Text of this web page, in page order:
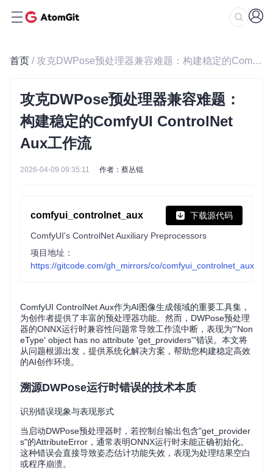
首页 / 攻克DWPose预处理器兼容难题：构建稳定的ComfyUI ControlNet Aux工作流
攻克DWPose预处理器兼容难题：
构建稳定的ComfyUI ControlNet
Aux工作流
2026-04-09 09:35:11 作者：蔡丛锟
comfyui_controlnet_aux 下载源代码
ComfyUI's ControlNet Auxiliary Preprocessors
项目地址：
https://gitcode.com/gh_mirrors/co/comfyui_controlnet_aux
ComfyUI ControlNet Aux作为AI图像生成领域的重要工具集，
为创作者提供了丰富的预处理器功能。然而，DWPose预处理
器的ONNX运行时兼容性问题常导致工作流中断，表现为"'Non
eType' object has no attribute 'get_providers'"错误。本文将
从问题根源出发，提供系统化解决方案，帮助您构建稳定高效
的AI创作环境。
溯源DWPose运行时错误的技术本质
识别错误现象与表现形式
当启动DWPose预处理器时，若控制台输出包含"get_provider
s"的AttributeError，通常表明ONNX运行时未能正确初始化。
这种错误会直接导致姿态估计功能失效，表现为处理结果空白
或程序崩溃。